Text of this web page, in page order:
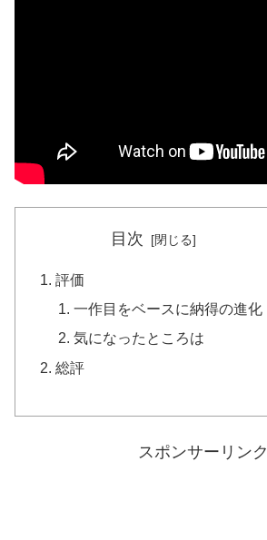
目次
評価
一作目をベースに納得の進化
気になったところは
総評
スポンサーリンク